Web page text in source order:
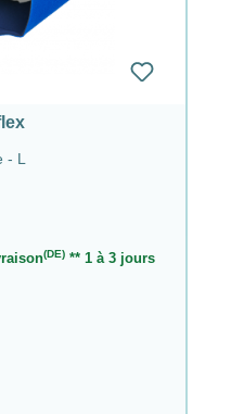
- L
(DE) ** 1 à 3 jours